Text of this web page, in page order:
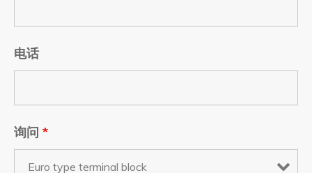
电话
询问 *